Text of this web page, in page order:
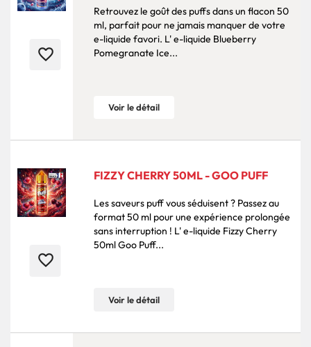
favorite_border
Retrouvez le goût des puffs dans un flacon 50
ml, parfait pour ne jamais manquer de votre
e-liquide favori. L' e-liquide Blueberry
Pomegranate Ice...
Voir le détail
favorite_border
FIZZY CHERRY 50ML - GOO PUFF
Les saveurs puff vous séduisent ? Passez au
format 50 ml pour une expérience prolongée
sans interruption ! L' e-liquide Fizzy Cherry
50ml Goo Puff...
Voir le détail